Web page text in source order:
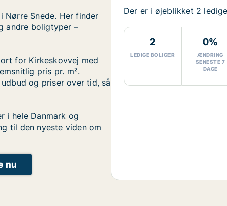
Nørre Snede. Her finder
andre boligtyper –
for Kirkeskovvej med
pris pr. m².
og priser over tid, så
i hele Danmark og
til den nyeste viden om
nu
Der er i øjeblikket 2
2
LEDIGE BOLIGER
0%
ÆNDRING
SENESTE 7
DAGE